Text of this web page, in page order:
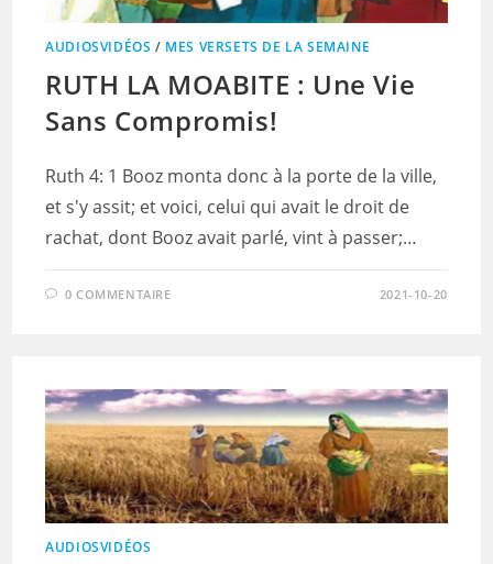
AUDIOSVIDÉOS / MES VERSETS DE LA SEMAINE
RUTH LA MOABITE : Une Vie
Sans Compromis!
Ruth 4: 1 Booz monta donc à la porte de la ville,
et s'y assit; et voici, celui qui avait le droit de
rachat, dont Booz avait parlé, vint à passer;…
0 COMMENTAIRE 2021-10-20
AUDIOSVIDÉOS